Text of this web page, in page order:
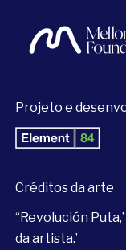
Projeto e
Créditos da arte
‘‘Revolución
da artista.’